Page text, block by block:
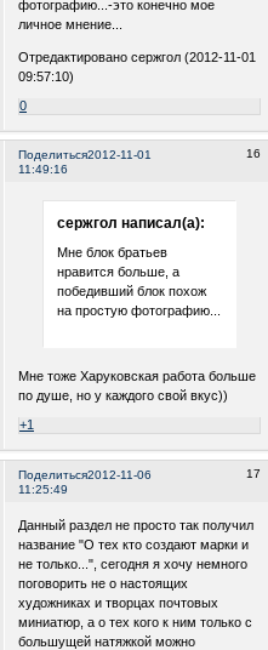
фотографию...-это конечно мое
личное мнение...
Отредактировано сержгол (2012-11-01
09:57:10)
0
Поделиться 16
2012-11-01
11:49:16
сержгол написал(а):
Мне блок братьев
нравится больше, а
победивший блок похож
на простую фотографию...
Мне тоже Харуковская работа больше
по душе, но у каждого свой вкус))
+1
Поделиться 17
2012-11-06
11:25:49
Данный раздел не просто так получил
название "О тех кто создают марки и
не только...", сегодня я хочу немного
поговорить не о настоящих
художниках и творцах почтовых
миниатюр, а о тех кого к ним только с
большущей натяжкой можно